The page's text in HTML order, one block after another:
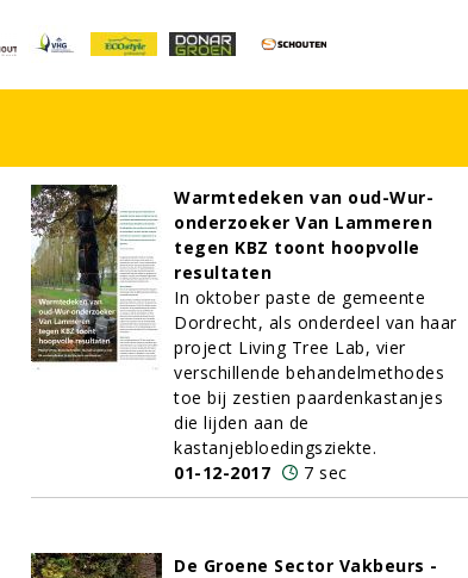
Warmtedeken van oud-Wur-
onderzoeker Van Lammeren
tegen KBZ toont hoopvolle
resultaten
In oktober paste de gemeente
Dordrecht, als onderdeel van haar
project Living Tree Lab, vier
verschillende behandelmethodes
toe bij zestien paardenkastanjes
die lijden aan de
kastanjebloedingsziekte.
01-12-2017
7 sec
De Groene Sector Vakbeurs -